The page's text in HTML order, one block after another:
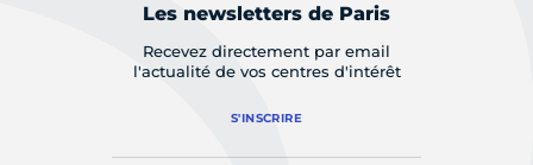
Les newsletters de Paris
Recevez directement par email
l'actualité de vos centres d'intérêt
S'INSCRIRE